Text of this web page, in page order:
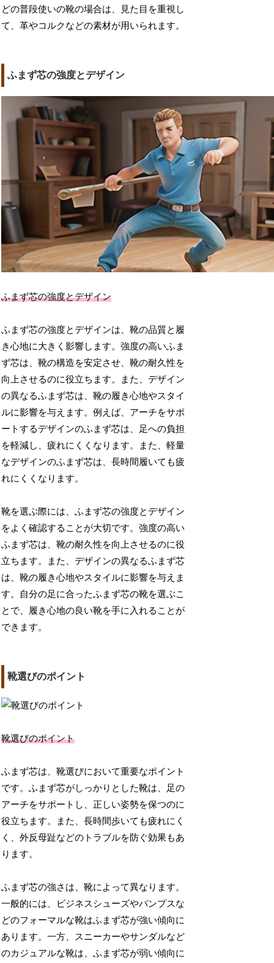
どの普段使いの靴の場合は、見た目を重視し
て、革やコルクなどの素材が用いられます。
ふまず芯の強度とデザイン
ふまず芯の強度とデザイン
ふまず芯の強度とデザインは、靴の品質と履
き心地に大きく影響します。強度の高いふま
ず芯は、靴の構造を安定させ、靴の耐久性を
向上させるのに役立ちます。また、デザイン
の異なるふまず芯は、靴の履き心地やスタイ
ルに影響を与えます。例えば、アーチをサポ
ートするデザインのふまず芯は、足への負担
を軽減し、疲れにくくなります。また、軽量
なデザインのふまず芯は、長時間履いても疲
れにくくなります。
靴を選ぶ際には、ふまず芯の強度とデザイン
をよく確認することが大切です。強度の高い
ふまず芯は、靴の耐久性を向上させるのに役
立ちます。また、デザインの異なるふまず芯
は、靴の履き心地やスタイルに影響を与えま
す。自分の足に合ったふまず芯の靴を選ぶこ
とで、履き心地の良い靴を手に入れることが
できます。
靴選びのポイント
靴選びのポイント
ふまず芯は、靴選びにおいて重要なポイント
です。ふまず芯がしっかりとした靴は、足の
アーチをサポートし、正しい姿勢を保つのに
役立ちます。また、長時間歩いても疲れにく
く、外反母趾などのトラブルを防ぐ効果もあ
ります。
ふまず芯の強さは、靴によって異なります。
一般的には、ビジネスシューズやパンプスな
どのフォーマルな靴はふまず芯が強い傾向に
あります。一方、スニーカーやサンダルなど
のカジュアルな靴は、ふまず芯が弱い傾向に